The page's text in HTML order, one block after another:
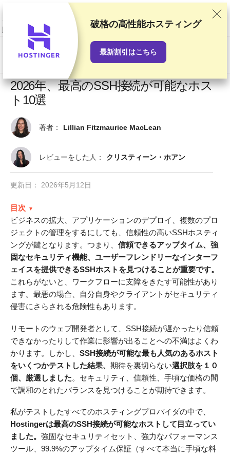
当サイトでは徹底した検証と調査をもとにおすすめランキングを作成して
いますが、読者の皆さまからのご意見やプロバイダとの商業契約も考慮し
ています。このページにはアフィリエイトリンクが含まれます。「広告に
関する情報開示」
2026年、最高のSSH接続が可能なホス
ト10選
著者： Lillian Fitzmaurice MacLean
レビューをした人： クリスティーン・ホアン
更新日： 2026年5月12日
目次
ビジネスの拡大、アプリケーションのデプロイ、複数のプロ
ジェクトの管理をするにしても、信頼性の高いSSHホスティ
ングが鍵となります。つまり、 信頼できるアップタイム、強
固なセキュリティ機能、ユーザーフレンドリーなインターフ
ェイスを提供できるSSHホストを見つけることが重要です。
これらがないと、ワークフローに支障をきたす可能性があり
ます。最悪の場合、自分自身やクライアントがセキュリティ
侵害にさらされる危険性もあります。
リモートのウェブ開発者として、SSH接続が遅かったり信頼
できなかったりして作業に影響が出ることへの不満はよくわ
かります。しかし、 SSH接続が可能な最も人気のあるホスト
をいくつかテストした結果、 期待を裏切らない選択肢を１０
個、厳選しました。セキュリティ、信頼性、手頃な価格の間
で調和のとれたバランスを見つけることが期待できます。
私がテストしたすべてのホスティングプロバイダの中で、
Hostingerは最高のSSH接続が可能なホストして目立ってい
ました。 強固なセキュリティセット、強力なパフォーマンス
ツール、99.9%のアップタイム保証（すべて本当に手頃な料
破格の高性能ホスティング
最新割引はこちら